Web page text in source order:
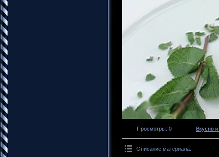
Просмотры: 0 Вкусно
Описание материала: